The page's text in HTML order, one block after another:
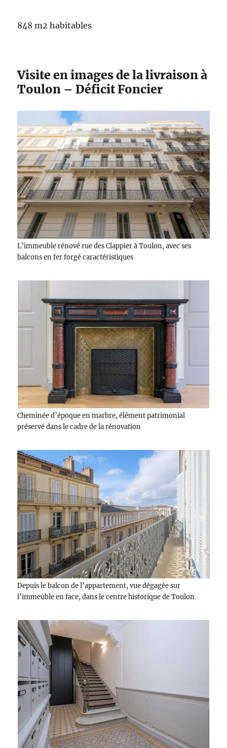
848 m2 habitables
Visite en images de la livraison à
Toulon – Déficit Foncier
L’immeuble rénové rue des Clappier à Toulon, avec ses
balcons en fer forgé caractéristiques
Cheminée d’époque en marbre, élément patrimonial
préservé dans le cadre de la rénovation
Depuis le balcon de l’appartement, vue dégagée sur
l’immeuble en face, dans le centre historique de Toulon